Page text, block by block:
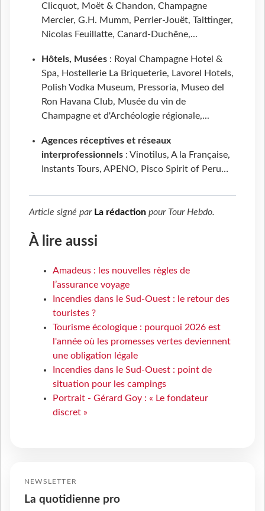
Clicquot, Moët & Chandon, Champagne
Mercier, G.H. Mumm, Perrier-Jouët, Taittinger,
Nicolas Feuillatte, Canard-Duchêne,...
Hôtels, Musées: Royal Champagne Hotel &
Spa, Hostellerie La Briqueterie, Lavorel Hotels,
Polish Vodka Museum, Pressoria, Museo del
Ron Havana Club, Musée du vin de
Champagne et d'Archéologie régionale,...
Agences réceptives et réseaux
interprofessionnels: Vinotilus, A la Française,
Instants Tours, APENO, Pisco Spirit of Peru…
Article signé par La rédaction pour Tour Hebdo.
À lire aussi
Amadeus : les nouvelles règles de
l’assurance voyage
Incendies dans le Sud-Ouest : le retour des
touristes ?
Tourisme écologique : pourquoi 2026 est
l'année où les promesses vertes deviennent
une obligation légale
Incendies dans le Sud-Ouest : point de
situation pour les campings
Portrait - Gérard Goy : « Le fondateur
discret »
NEWSLETTER
La quotidienne pro